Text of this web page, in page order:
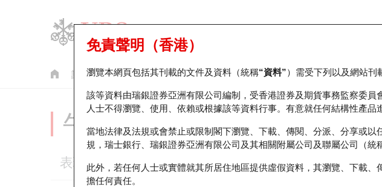
認股證 牛熊證 美股指數產品 輪證市場統計 正股資料及市場統計 瑞
免責聲明（香港）
瀏覽本網頁包括其刊載的文件及資料（統稱“資料”）需受下列以及網站刊
該等資料由瑞銀證券亞洲有限公司編制，受香港證券及期貨事務監察委員
人士不得瀏覽、使用、依賴或根據該等資料行事。有意就任何結構性產品
當地法律及法規或會禁止或限制閣下瀏覽、下載、傳閱、分派、分享或
規，瑞士銀行、瑞銀證券亞洲有限公司及其相關附屬公司及聯屬公司（統
此外，若任何人士或實體就其所居住地區提供虛假資料，其瀏覽、下載
擔任何責任。
牛熊證分析儀
表現 街貨統計 比較